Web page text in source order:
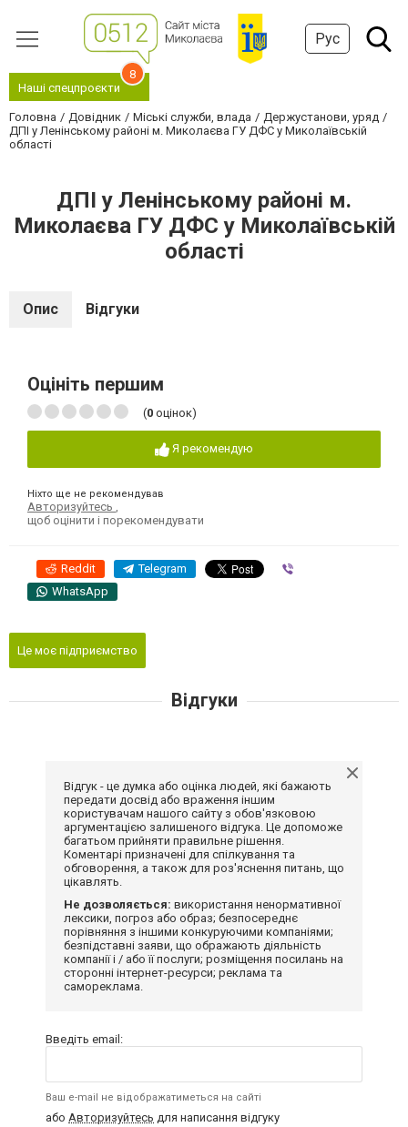
Рус
Наші спецпроєкти
8
Головна Довідник Міські служби, влада
Держустанови, уряд
ДПІ у Ленінському районі м. Миколаєва ГУ ДФС у Миколаївській
області
ДПІ у Ленінському районі м.
Миколаєва ГУ ДФС у Миколаївській
області
Опис Відгуки
Оцініть першим
(0 оцінок)
Я рекомендую
Ніхто ще не рекомендував
Авторизуйтесь
щоб оцінити і порекомендувати
Reddit Telegram
WhatsApp
Це моє підприємство
Відгуки
Відгук - це думка або оцінка людей, які бажають
передати досвід або враження іншим
користувачам нашого сайту з обов'язковою
аргументацією залишеного відгука. Це допоможе
багатьом прийняти правильне рішення.
Коментарі призначені для спілкування та
обговорення, а також для роз'яснення питань, що
цікавлять.
Не дозволяється: використання ненормативної
лексики, погроз або образ; безпосереднє
порівняння з іншими конкуруючими компаніями;
безпідставні заяви, що ображають діяльність
компанії і / або її послуги; розміщення посилань на
сторонні інтернет-ресурси; реклама та
самореклама.
Введіть email:
Ваш e-mail не відображатиметься на сайті
або Авторизуйтесь для написання відгуку